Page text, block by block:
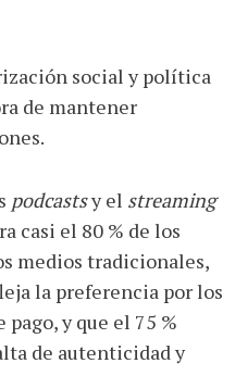
social y política
de mantener
podcastsy el streaming
casi el 80 % de los
medios tradicionales,
la preferencia por los
y que el 75 %
de autenticidad y